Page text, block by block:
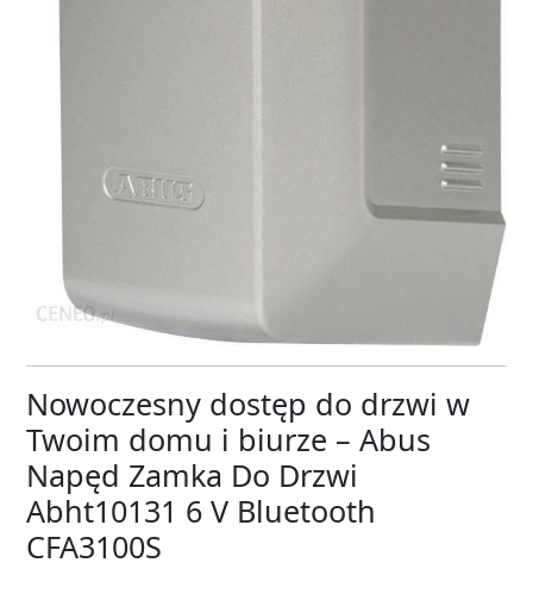
Nowoczesny dostęp do drzwi w
Twoim domu i biurze – Abus
Napęd Zamka Do Drzwi
Abht10131 6 V Bluetooth
CFA3100S